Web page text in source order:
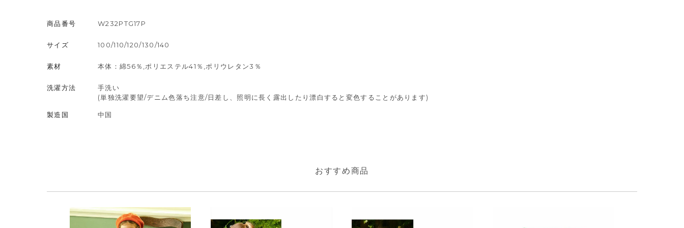
商品番号 W232PTG17P
サイズ 100/110/120/130/140
素材 本体：綿56％,ポリエステル41％,ポリウレタン3％
洗濯方法
手洗い
(単独洗濯要望/デニム色落ち注意/日差し、照明に長く露出したり漂白すると変色することがあります)
製造国 中国
おすすめ商品